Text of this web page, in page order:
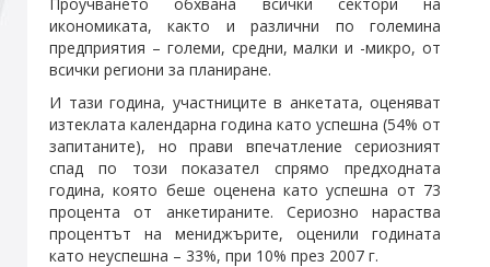
икономиката, както и различни по големина
предприятия – големи, средни, малки и -микро, от
всички региони за планиране.
И тази година, участниците в анкетата, оценяват
изтеклата календарна година като успешна (54% от
запитаните), но прави впечатление сериозният
спад по този показател спрямо предходната
година, която беше оценена като успешна от 73
процента от анкетираните. Сериозно нараства
процентът на мениджърите, оценили годината
като неуспешна – 33%, при 10% през 2007 г.